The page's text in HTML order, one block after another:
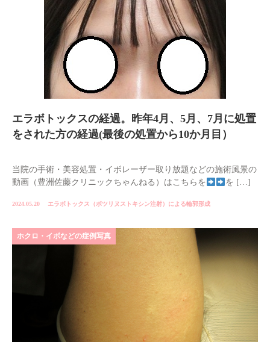
エラボトックスの経過。昨年4月、5月、7月に処置
をされた方の経過(最後の処置から10か月目）
当院の手術・美容処置・イボレーザー取り放題などの施術風景の
動画（豊洲佐藤クリニックちゃんねる）はこちらを
を […]
2024.05.20 エラボトックス（ボツリヌストキシン注射）による輪郭形成
ホクロ・イボなどの症例写真